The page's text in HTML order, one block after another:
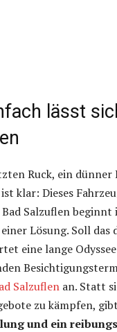
lässt
Ruck, ein dünner
klar: Dieses
Salzuflen
Lösung. Soll
eine lange
Salzuflen an. Statt
zu kämpfen,
und ein